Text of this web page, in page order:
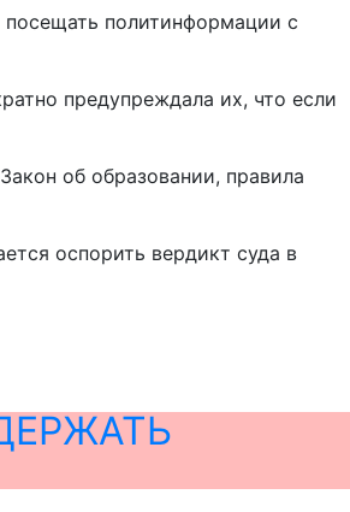
посещать политинформации с
предупреждала их, что если
об образовании, правила
оспорить вердикт суда в